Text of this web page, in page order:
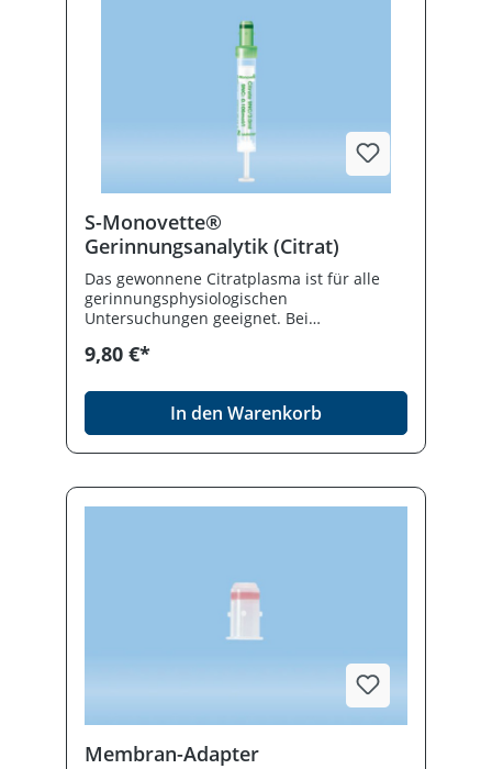
ausbeuteHochentwickeltes
Blutbeutelsystem für die schnelle und
einfache VollblutverarbeitungVerschiedene
Adapter verfügbar für unterschiedliche
Blutteströhrchen, die das
Kontaminationsrisiko reduzierenEinfach zu
öffnende UmverpackungTransparente
S-Monovette®
Gerinnungsanalytik (Citrat)
Das gewonnene Citratplasma ist für alle
gerinnungsphysiologischen
Untersuchungen geeignet. Bei
wird das vorgeschriebene Mischverhältnis
0.106 mol/l 3,2%, 3 ml
9,80 €*
In den Warenkorb
Membran-Adapter